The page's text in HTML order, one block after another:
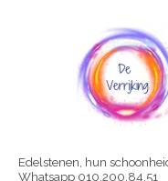
Edelstenen, hun
Whatsapp 010.200.84.51